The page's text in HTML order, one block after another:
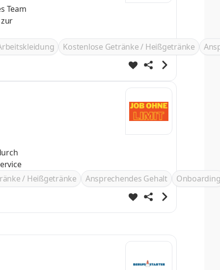
Kostenlose Getränke / Heißgetränke
/ Heißgetränke Ansprechendes Gehalt